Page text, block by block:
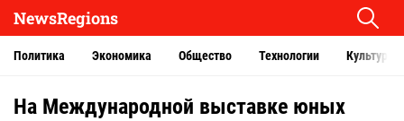
NewsRegions
Политика Экономика Общество Технологии Культура
На Международной выставке юных